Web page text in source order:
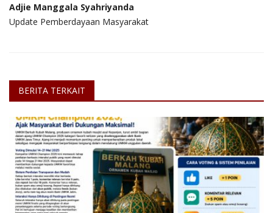
Adjie Manggala Syahriyanda
Update Pemberdayaan Masyarakat
BERITA TERKAIT